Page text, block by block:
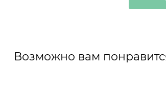
Возможно вам